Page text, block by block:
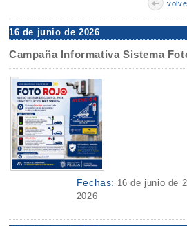
16 de junio de 2026
Campaña Informativa Sistema
Fechas: 16 de junio de
2026